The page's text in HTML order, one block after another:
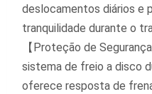
deslocamentos diários e
tranquilidade durante o
【Proteção de
sistema de freio a disco
oferece resposta de